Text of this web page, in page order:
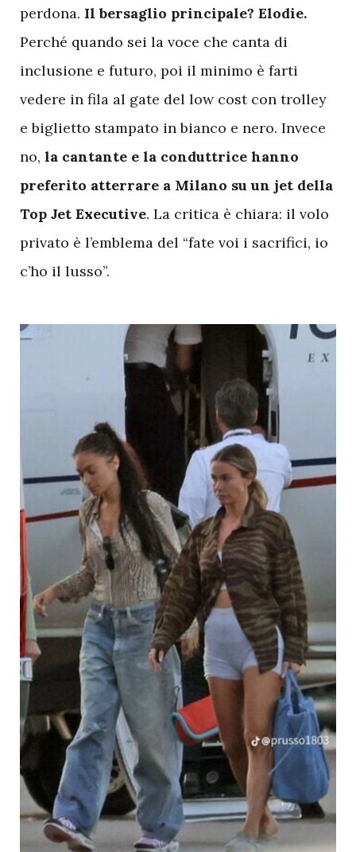
perdona. Il bersaglio principale? Elodie.
Perché quando sei la voce che canta di
inclusione e futuro, poi il minimo è farti
vedere in fila al gate del low cost con trolley
e biglietto stampato in bianco e nero. Invece
no, la cantante e la conduttrice hanno
preferito atterrare a Milano su un jet della
Top Jet Executive. La critica è chiara: il volo
privato è l’emblema del “fate voi i sacrifici, io
c’ho il lusso”.